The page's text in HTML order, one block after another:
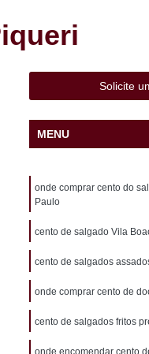
Frito Vila Liviero
Entrega São
Cento de
Fritos Heliópolis
Festa São João
Cento de Salgados
Pq Bristol
Infantil
Coxinha Festa de 20
Frango Festa
Solicite
MENU
onde comprar cento do
Paulo
cento de salgado Vila
cento de salgados
onde comprar cento de
cento de salgados fritos
onde encomendar cento